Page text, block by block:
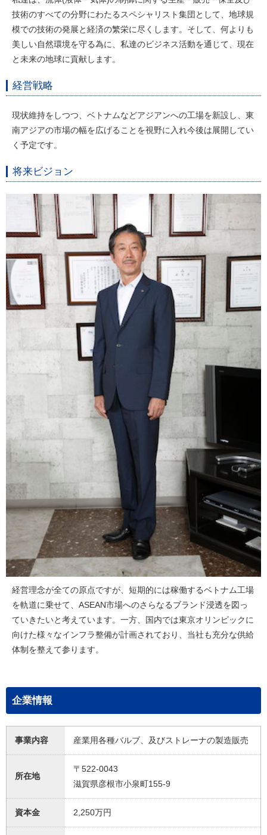
技術のすべての分野にわたるスペシャリスト集団として、地球規
模での技術の発展と経済の繁栄に尽くします。そして、何よりも
美しい自然環境を守る為に、私達のビジネス活動を通じて、現在
と未来の地球に貢献します。
経営戦略
現状維持をしつつ、ベトナムなどアジアンへの工場を新設し、東
南アジアの市場の幅を広げることを視野に入れ今後は展開してい
く予定です。
将来ビジョン
経営理念が全ての原点ですが、短期的には稼働するベトナム工場
を軌道に乗せて、ASEAN市場へのさらなるブランド浸透を図っ
ていきたいと考えています。一方、国内では東京オリンピックに
向けた様々なインフラ整備が計画されており、当社も充分な供給
体制を整えて参ります。
企業情報
事業内容 産業用各種バルブ、及びストレーナの製造販売
所在地
〒522-0043
滋賀県彦根市小泉町155-9
資本金 2,250万円